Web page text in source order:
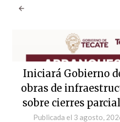
Iniciará Gobierno
obras de
sobre cierres
Publicada el 3 agosto,